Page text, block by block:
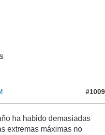
#1009
ha habido demasiadas
extremas máximas no